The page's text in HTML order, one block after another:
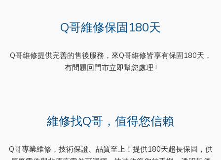
Q哥維修保固180天
Q哥維修提供完善的售後服務，來Q哥維修皆享有保固180天，
有問題回門市立即幫您處理 !
維修找Q哥，值得您信賴
Q哥專業維修，技術保證、品質至上！提供180天超長保固，供